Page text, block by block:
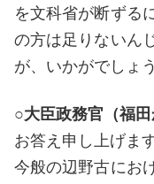
を文科省が断ずる
の方は足りないん
が、いかがでしょう
○大臣政務官（福田
お答え申し上げます
今般の辺野古にお